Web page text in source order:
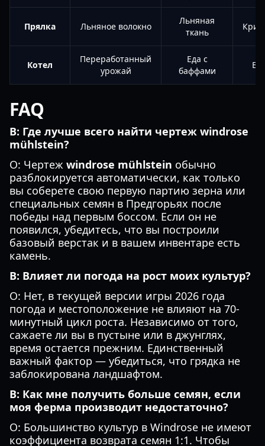
Прялка Льняное волокно
Льняная
ткань
Котел
Переработанный
урожай
Еда с
баффами
FAQ
В: Где лучше всего найти чертеж windrose
mühlstein?
О: Чертеж windrose mühlstein обычно
разблокируется автоматически, как только
вы соберете свою первую партию зерна или
специальных семян в Предгорьях после
победы над первым боссом. Если он не
появился, убедитесь, что вы построили
базовый верстак и в вашем инвентаре есть
камень.
В: Влияет ли погода на рост моих культур?
О: Нет, в текущей версии игры 2026 года
погода и местоположение не влияют на 70-
минутный цикл роста. Независимо от того,
сажаете ли вы в пустыне или в джунглях,
время остается прежним. Единственный
важный фактор — убедиться, что грядка не
заблокирована ландшафтом.
В: Как мне получить больше семян, если
моя ферма производит недостаточно?
О: Большинство культур в Windrose не имеют
коэффициента возврата семян 1:1. Чтобы